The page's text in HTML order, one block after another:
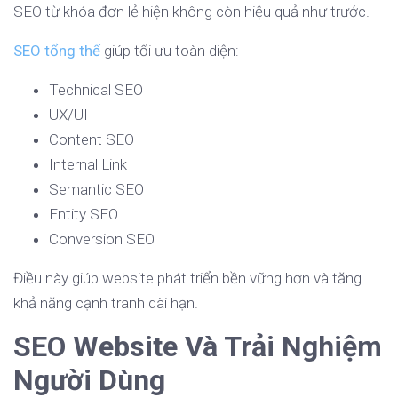
SEO từ khóa đơn lẻ hiện không còn hiệu quả như trước.
SEO tổng thể giúp tối ưu toàn diện:
Technical SEO
UX/UI
Content SEO
Internal Link
Semantic SEO
Entity SEO
Conversion SEO
Điều này giúp website phát triển bền vững hơn và tăng
khả năng cạnh tranh dài hạn.
SEO Website Và Trải Nghiệm
Người Dùng